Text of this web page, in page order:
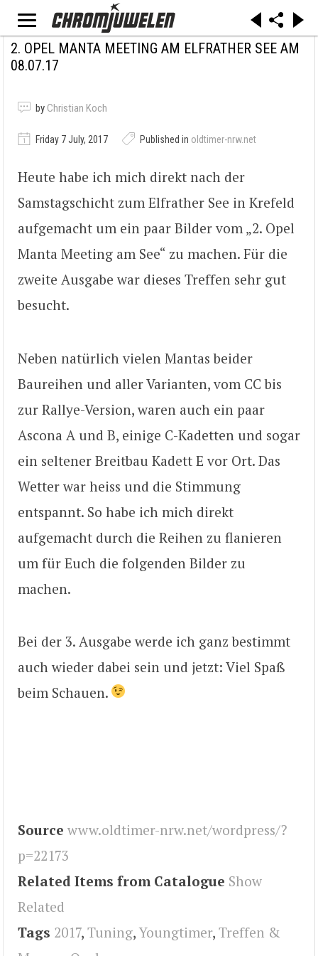
2. OPEL MANTA MEETING AM ELFRATHER SEE AM
08.07.17
by Christian Koch
Friday 7 July, 2017 Published in oldtimer-nrw.net
Heute habe ich mich direkt nach der
Samstagschicht zum Elfrather See in Krefeld
aufgemacht um ein paar Bilder vom „2. Opel
Manta Meeting am See“ zu machen. Für die
zweite Ausgabe war dieses Treffen sehr gut
besucht.
Neben natürlich vielen Mantas beider
Baureihen und aller Varianten, vom CC bis
zur Rallye-Version, waren auch ein paar
Ascona A und B, einige C-Kadetten und sogar
ein seltener Breitbau Kadett E vor Ort. Das
Wetter war heiss und die Stimmung
entspannt. So habe ich mich direkt
aufgemacht durch die Reihen zu flanieren
um für Euch die folgenden Bilder zu
machen.
Bei der 3. Ausgabe werde ich ganz bestimmt
auch wieder dabei sein und jetzt: Viel Spaß
beim Schauen.
Source www.oldtimer-nrw.net/wordpress/?
p=22173
Related Items from Catalogue Show
Related
Tags 2017, Tuning,Youngtimer, Treffen &